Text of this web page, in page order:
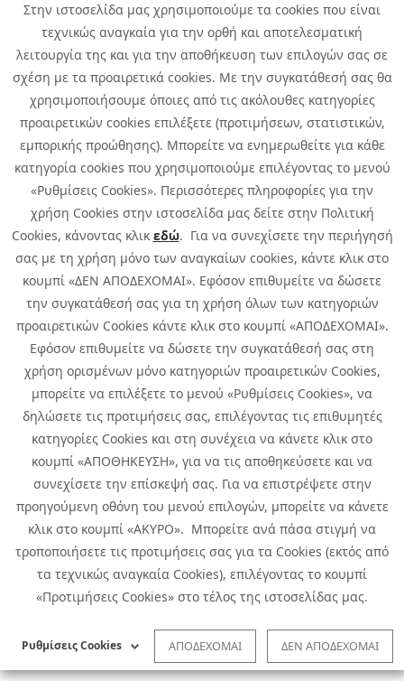
Στην ιστοσελίδα μας χρησιμοποιούμε τα cookies που είναι
τεχνικώς αναγκαία για την ορθή και αποτελεσματική
λειτουργία της και για την αποθήκευση των επιλογών σας σε
σχέση με τα προαιρετικά cookies. Με την συγκατάθεσή σας θα
χρησιμοποιήσουμε όποιες από τις ακόλουθες κατηγορίες
προαιρετικών cookies επιλέξετε (προτιμήσεων, στατιστικών,
εμπορικής προώθησης). Μπορείτε να ενημερωθείτε για κάθε
κατηγορία cookies που χρησιμοποιούμε επιλέγοντας το μενού
«Ρυθμίσεις Cookies». Περισσότερες πληροφορίες για την
χρήση Cookies στην ιστοσελίδα μας δείτε στην Πολιτική
Cookies, κάνοντας κλικ εδώ. Για να συνεχίσετε την περιήγησή
σας με τη χρήση μόνο των αναγκαίων cookies, κάντε κλικ στο
κουμπί «ΔΕΝ ΑΠΟΔΕΧΟΜΑΙ». Εφόσον επιθυμείτε να δώσετε
την συγκατάθεσή σας για τη χρήση όλων των κατηγοριών
προαιρετικών Cookies κάντε κλικ στο κουμπί «ΑΠΟΔΕΧΟΜΑΙ».
Εφόσον επιθυμείτε να δώσετε την συγκατάθεσή σας στη
χρήση ορισμένων μόνο κατηγοριών προαιρετικών Cookies,
μπορείτε να επιλέξετε το μενού «Ρυθμίσεις Cookies», να
δηλώσετε τις προτιμήσεις σας, επιλέγοντας τις επιθυμητές
κατηγορίες Cookies και στη συνέχεια να κάνετε κλικ στο
κουμπί «ΑΠΟΘΗΚΕΥΣΗ», για να τις αποθηκεύσετε και να
συνεχίσετε την επίσκεψή σας. Για να επιστρέψετε στην
προηγούμενη οθόνη του μενού επιλογών, μπορείτε να κάνετε
κλικ στο κουμπί «ΑΚΥΡΟ». Μπορείτε ανά πάσα στιγμή να
τροποποιήσετε τις προτιμήσεις σας για τα Cookies (εκτός από
τα τεχνικώς αναγκαία Cookies), επιλέγοντας το κουμπί
«Προτιμήσεις Cookies» στο τέλος της ιστοσελίδας μας.
ΔΕΝ ΑΠΟΔΕΧΟΜΑΙ
ΑΠΟΔΕΧΟΜΑΙ
Ρυθμίσεις Cookies
Media Kit
Καριέρα
Όμιλος Quest
Site Map
Copyright © 2026 Infoquest.gr Με επιφύλαξη κάθε νόμιμου δικαιώματος.
Πολιτική Cookies Προτιμήσεις Cookies | Όροι Χρήσης
Πολιτική Απορρήτου: Για να ενημερωθείτε σχετικά με την επεξεργασία
προσωπικών δεδομένων πατήστεεδώ.
Ειδική Δήλωση CCTV
Ειδική Δήλωση Απορρήτου Υποβολής